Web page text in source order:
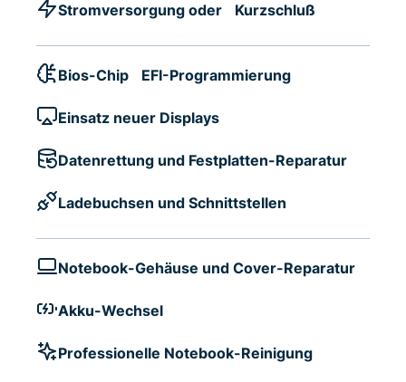
Stromversorgung oder Kurzschluß
Bios-Chip EFI-Programmierung
Einsatz neuer Displays
Datenrettung und Festplatten-Reparatur
Ladebuchsen und Schnittstellen
Notebook-Gehäuse und Cover-Reparatur
Akku-Wechsel
Professionelle Notebook-Reinigung